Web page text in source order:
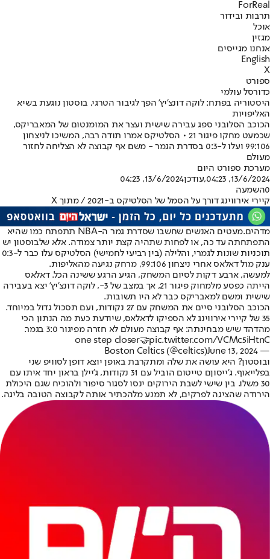
ForReal
תרבות ובידור
אוכל
מגזין
אנחנו מגייסים
English
X
ספורט
כדורסל עולמי
היסטוריה בפתח: לוקה דונצ'יץ' הפך לגיבור הטרגי, בוסטון נוגעת בשיא
האליפויות
הכוכב הסלובני ספג עבירה שישית ועצר את המומנטום של המאבריקס,
שכמעט מחקו פיגור 21 • הסלטיקס אמרו תודה רבה, המשיכו לניצחון
99:106 ועלו ל-0:3 בסדרת הגמר - משם אף קבוצה לא הצליחה לחזור
מעולם
מערכת ספורט היום
13/6/2024, 04:23
,עודכן13/6/2024, 04:23
0השמעה
קיירי אירווינג דורך על הסמל של הסלטיקס ב-2021 / מתוך X
מדהים.
מעטים האנשים שחשבו שסדרת גמר ה-NBA תתפתח כמו שהיא
התפתחתה עד כה, או לפחות שתהיה קצת יותר צמודה. אלא שלבוסטון יש
תוכניות שונות לגמרי, והלילה (בין רביעי לחמישי) הסלטיקס עלו כבר ל-0:3
ענק מול דאלאס אחרי ניצחון 99:106, מרחק נגיעה מהאליפות.
למעשה, ארבע דקות לסיום המשחק, הגיע הרגע ששינה הכל. דאלאס
הייתה כפסע מלמחוק פיגור 21, אך במצב של 3-, לוקה דונצ'יץ' יצא בעבירה
שישית ומשם למאבריקס כבר לא היו תשובות.
הכוכב הסלובני סיים את המשחק עם 27 נקודות, ועם תסכול גדול במיוחד.
35 של קיירי אירווינג לא הספיקו לדאלאס, שיודעת כעת מה הנתון הכי
מהדהד שיש מבחינתה: אף קבוצה מעולם לא חזרה מפיגור 3:0 בגמר.
one step closer🤝pic.twitter.com/VCMc5iHtnC
— Boston Celtics (@celtics)
June 13, 2024
ובוסטון? היא עושה את שלה ומתקרבת באופן יוצא דופן לסוויפ שני
בפלייאוף. ג'ייסוןם טייטום הוביל עם 31 נקודות, ג'יילן בראון יחד איתו עם
30 משלו. בין שישי לשבת הירוקים ינסו לסגור סיפור ולהוכיח שגם היכולת
הירודה שהציגה לפרקים, לא תמנע מלהכתיר אותה לקבוצה הטובה בליגה.